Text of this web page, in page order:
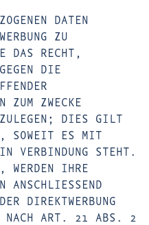
DATEN
ZU
DAS RECHT,
DIE
ZUM ZWECKE
DIES GILT
SOWEIT ES MIT
VERBINDUNG STEHT.
WERDEN IHRE
ANSCHLIESSEND
DIREKTWERBUNG
NACH ART. 21 ABS. 2